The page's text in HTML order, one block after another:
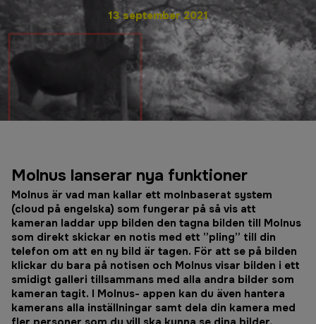
13 september 2021
Molnus lanserar nya funktioner
Molnus är vad man kallar ett molnbaserat system
(cloud på engelska) som fungerar på så vis att
kameran laddar upp bilden den tagna bilden till Molnus
som direkt skickar en notis med ett ”pling” till din
telefon om att en ny bild är tagen. För att se på bilden
klickar du bara på notisen och Molnus visar bilden i ett
smidigt galleri tillsammans med alla andra bilder som
kameran tagit. I Molnus- appen kan du även hantera
kamerans alla inställningar samt dela din kamera med